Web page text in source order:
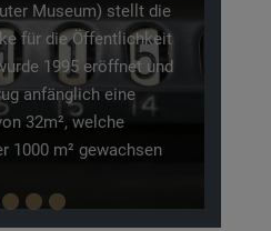
einzigartiges Erlebnis
Neben 1000 Tieren und
unterschiedlichen
entdecken sind, kann
seinen Spielplätzen
Fütterungen punkten.